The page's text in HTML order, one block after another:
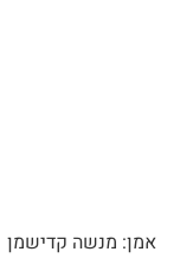
אמן: מנשה קדישמן